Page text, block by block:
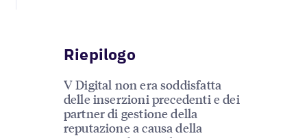
Riepilogo
V Digital non era soddisfatta
delle inserzioni precedenti e dei
partner di gestione della
reputazione a causa della